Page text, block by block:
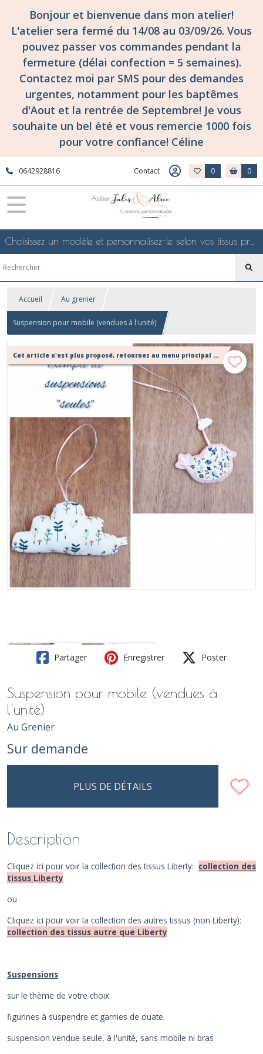
Bonjour et bienvenue dans mon atelier!
L'atelier sera fermé du 14/08 au 03/09/26. Vous
pouvez passer vos commandes pendant la
fermeture (délai confection = 5 semaines).
Contactez moi par SMS pour des demandes
urgentes, notamment pour les baptêmes
d'Aout et la rentrée de Septembre! Je vous
souhaite un bel été et vous remercie 1000 fois
pour votre confiance! Céline
0642928816 Contact 0 0
Choisissez un modèle et personnalisez-le selon vos tissus préférés de mes collections en ligne, je le confectionnerai selon vos souhaits
Accueil Au grenier
Suspension pour mobile (vendues à l'unité)
Cet article n'est plus proposé, retournez au menu principal ou contactez moi!
Partager Enregistrer Poster
Suspension pour mobile (vendues à
l'unité)
Au Grenier
Sur demande
PLUS DE DÉTAILS
Description
Cliquez ici pour voir la collection des tissus Liberty: collection des
tissus Liberty
ou
Cliquez ici pour voir la collection des autres tissus (non Liberty):
collection des tissus autre que Liberty
Suspensions
sur le thème de votre choix.
figurines à suspendre et garnies de ouate.
suspension vendue seule, à l'unité, sans mobile ni bras